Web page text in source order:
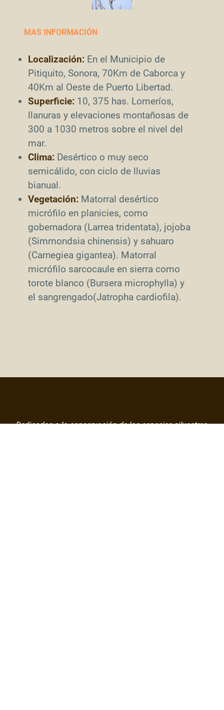
MAS INFORMACIÓN
Localización: En el Municipio de
Pitiquito, Sonora, 70Km de Caborca y
40Km al Oeste de Puerto Libertad.
Superficie: 10, 375 has. Lomeríos,
llanuras y elevaciones montañosas de
300 a 1030 metros sobre el nivel del
mar.
Clima: Desértico o muy seco
semicálido, con ciclo de lluvias
bianual.
Vegetación: Matorral desértico
micrófilo en planicies, como
gobernadora (Larrea tridentata), jojoba
(Simmondsia chinensis) y sahuaro
(Carnegiea gigantea). Matorral
micrófilo sarcocaule en sierra como
torote blanco (Bursera microphylla) y
el sangrengado(Jatropha cardiofila).
Dedicados a la conservación de las especies silvestres